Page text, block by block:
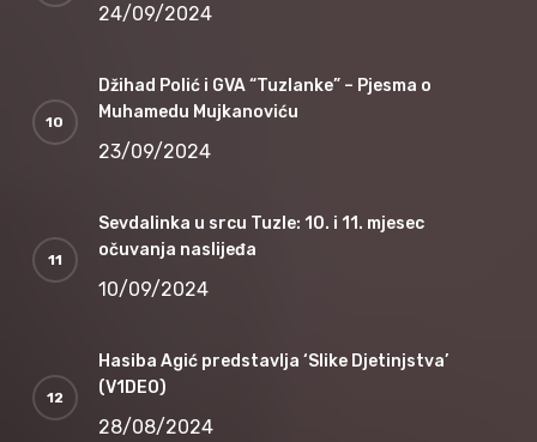
24/09/2024
Džihad Polić i GVA “Tuzlanke” – Pjesma o
Muhamedu Mujkanoviću
23/09/2024
Sevdalinka u srcu Tuzle: 10. i 11. mjesec
očuvanja naslijeđa
10/09/2024
Hasiba Agić predstavlja ‘Slike Djetinjstva’
(V1DEO)
28/08/2024